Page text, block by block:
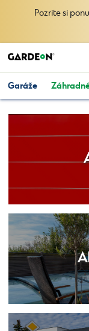
Pozrite si
Garáže